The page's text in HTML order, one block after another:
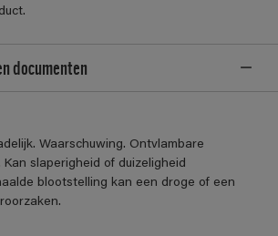
documenten
Waarschuwing. Ontvlambare
slaperigheid of duizeligheid
blootstelling kan een droge of een